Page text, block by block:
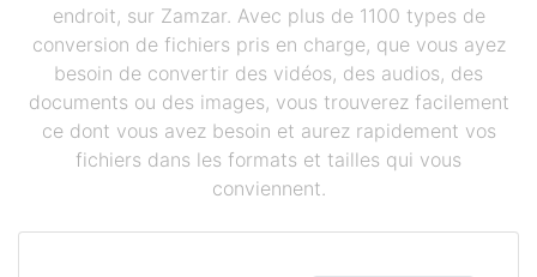
endroit, sur Zamzar. Avec plus de 1100 types de
conversion de fichiers pris en charge, que vous ayez
besoin de convertir des vidéos, des audios, des
documents ou des images, vous trouverez facilement
ce dont vous avez besoin et aurez rapidement vos
fichiers dans les formats et tailles qui vous
conviennent.